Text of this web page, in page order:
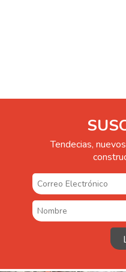
Tendecias,